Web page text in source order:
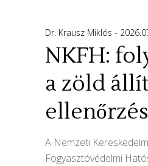
Dr. Krausz Miklós
NKFH:
a zöld
A Nemzeti
Fogyasztóvédelmi